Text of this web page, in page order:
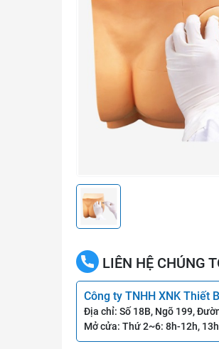
LIÊN HỆ CHÚNG
Công ty TNHH XNK Thiết
Địa chỉ: Số 18B, Ngõ 199,
Mở cửa: Thứ 2~6: 8h-12h,